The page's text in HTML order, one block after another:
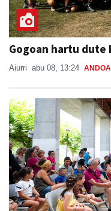
Gogoan hartu
Aiurri abu 08, 13:24